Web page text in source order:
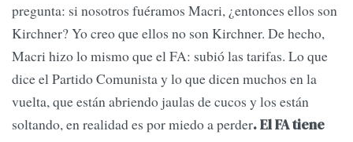
pregunta: si nosotros fuéramos Macri, ¿entonces ellos son
Kirchner? Yo creo que ellos no son Kirchner. De hecho,
Macri hizo lo mismo que el FA: subió las tarifas. Lo que
dice el Partido Comunista y lo que dicen muchos en la
vuelta, que están abriendo jaulas de cucos y los están
soltando, en realidad es por miedo a perder. El FA tiene